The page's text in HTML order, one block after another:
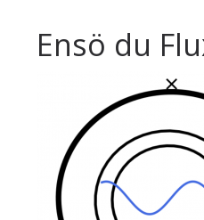
Ensö du